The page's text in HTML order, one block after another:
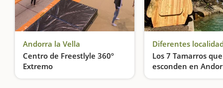
Andorra la Vella
Centro de Freestlyle 360º
Extremo
Un centro de ocio indoor para todas las edades, en Andorra la Vella
Diferentes
Los 7 Tamarros
esconden en